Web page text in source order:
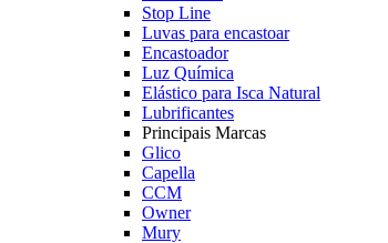
Stop Line
Luvas para encastoar
Encastoador
Luz Química
Elástico para Isca Natural
Lubrificantes
Principais Marcas
Glico
Capella
CCM
Owner
Mury